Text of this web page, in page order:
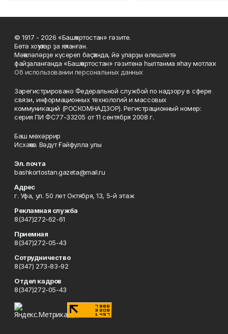
© 1917 - 2026 «Башҡортостан» гәзите.
Бөтә хоҡуҡтар ҙа яҡланған.
Мәҡәләләрҙе күсереп баҫҡанда, йә уларҙы өлөшләтә
файҙаланғанда «Башҡортостан» гәзитенә һылтанма яһау мотлаҡ.
Об использовании персональных данных
Зарегистрировано Федеральной службой по надзору в сфере
связи, информационных технологий и массовых
коммуникаций (РОСКОМНАДЗОР). Регистрационный номер:
серия ПИ ФС77-33205 от 11 сентября 2008 г.
Баш мөхәррир
Исхаҡов Вәдүт Ғәйфулла улы
Эл. почта
bashkortostan.gazeta@mail.ru
Адрес
г. Уфа, ул. 50 лет Октября, 13, 5-й этаж
Рекламная служба
8(347)272-62-61
Приемная
8(347)272-05-43
Сотрудничество
8(347) 273-83-92
Отдел кадров
8(347)272-05-43